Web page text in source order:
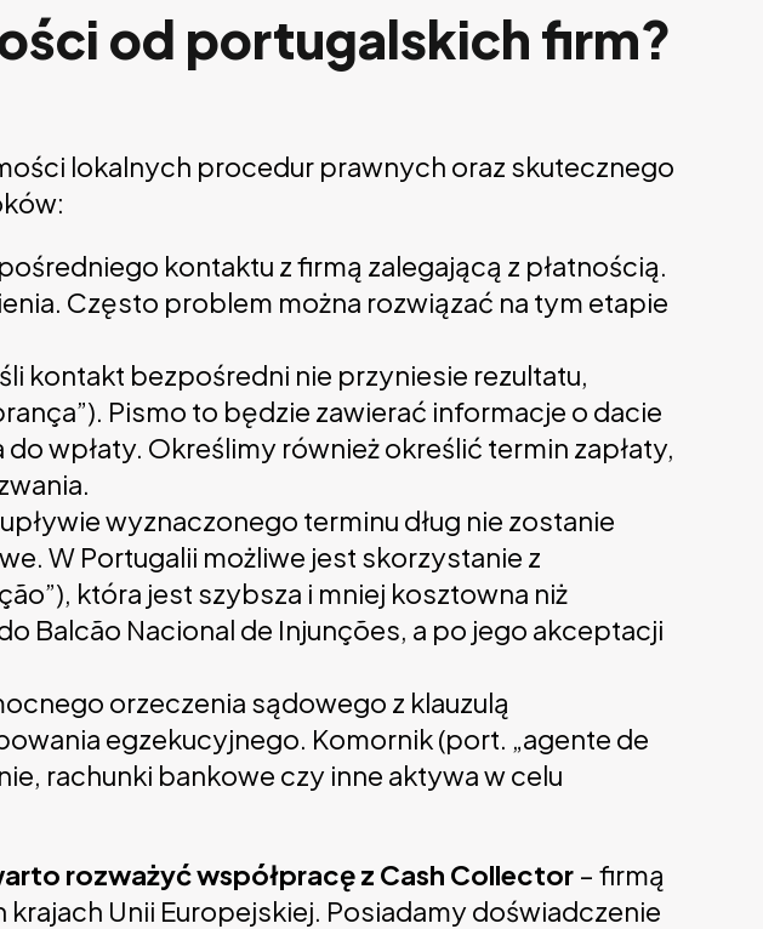
od portugalskich firm?
lokalnych procedur prawnych oraz skutecznego
kontaktu z firmą zalegającą z płatnością.
Często problem można rozwiązać na tym etapie
kontakt bezpośredni nie przyniesie rezultatu,
Pismo to będzie zawierać informacje o dacie
wpłaty. Określimy również określić termin zapłaty,
wyznaczonego terminu dług nie zostanie
W Portugalii możliwe jest skorzystanie z
która jest szybsza i mniej kosztowna niż
Balcão Nacional de Injunções, a po jego akceptacji
orzeczenia sądowego z klauzulą
egzekucyjnego. Komornik (port. „agente de
rachunki bankowe czy inne aktywa w celu
rozważyć współpracę z Cash Collector – firmą
Unii Europejskiej. Posiadamy doświadczenie